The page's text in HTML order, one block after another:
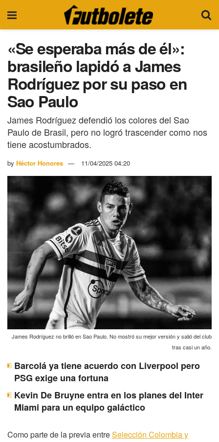
«Se esperaba más de él»:
brasileño lapidó a James
Rodríguez por su paso en
Sao Paulo
James Rodríguez defendió los colores del Sao
Paulo de Brasil, pero no logró trascender como nos
tiene acostumbrados.
by Héctor Honores 11/04/2025 04:20
James Rodríguez no brilló en Sao Paulo. No mostró su mejor versión y salió del club
tras casi un año.
Barcolá ya tiene acuerdo con Liverpool pero
PSG exige una fortuna
Kevin De Bruyne entra en los planes del Inter
Miami para un equipo galáctico
Como parte de la previa entreSelección Colombia y